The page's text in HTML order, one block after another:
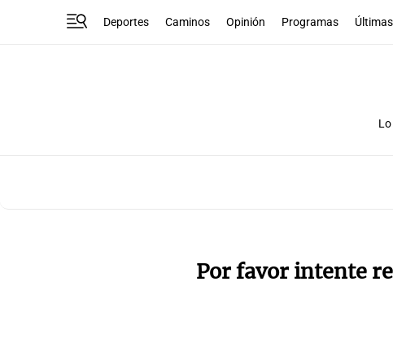
Deportes Caminos Opinión Programas
Por favor intente